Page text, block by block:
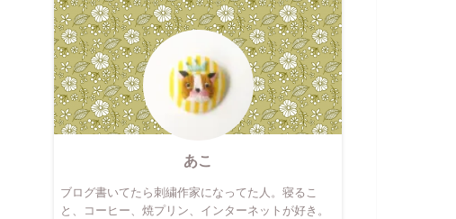
あこ
ブログ書いてたら刺繍作家になってた人。寝るこ
と、コーヒー、焼プリン、インターネットが好き。